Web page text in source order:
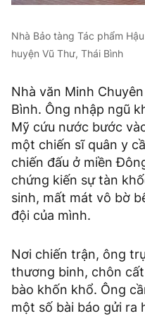
Nhà Bảo tàng Tác phẩm
huyện Vũ Thư, Thái Bình
Nhà văn Minh
Bình. Ông nhập ngũ
Mỹ cứu nước bước
một chiến sĩ quân y
chiến đấu ở miền
chứng kiến sự tàn
sinh, mất mát vô bờ
đội của mình.
Nơi chiến trận, ông
thương binh, chôn
bào khốn khổ. Ông
một số bài báo gửi ra